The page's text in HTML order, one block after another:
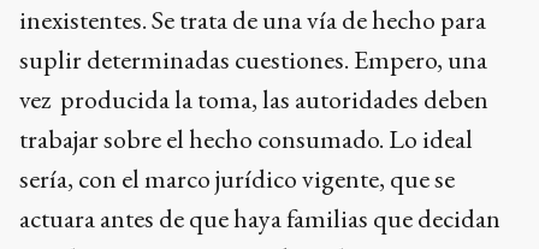
inexistentes. Se trata de una vía de hecho para
suplir determinadas cuestiones. Empero, una
vez producida la toma, las autoridades deben
trabajar sobre el hecho consumado. Lo ideal
sería, con el marco jurídico vigente, que se
actuara antes de que haya familias que decidan